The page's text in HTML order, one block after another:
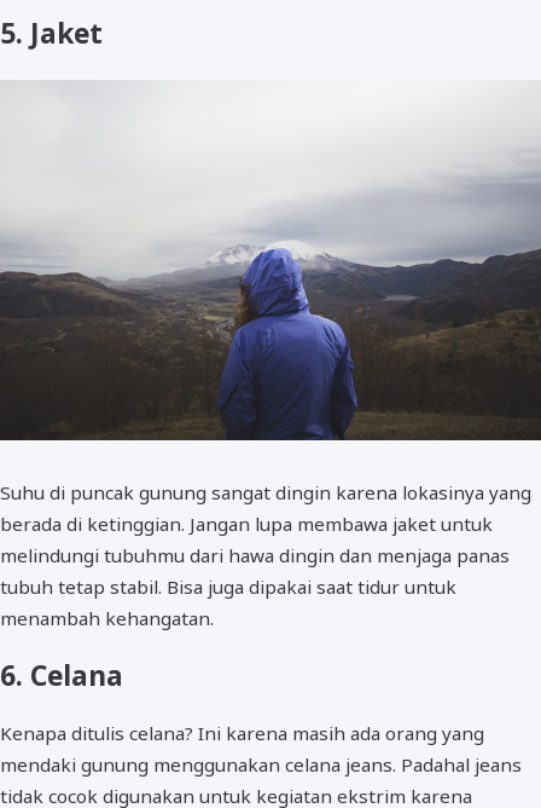
5. Jaket
Suhu di puncak gunung sangat dingin karena lokasinya yang
berada di ketinggian. Jangan lupa membawa jaket untuk
melindungi tubuhmu dari hawa dingin dan menjaga panas
tubuh tetap stabil. Bisa juga dipakai saat tidur untuk
menambah kehangatan.
6. Celana
Kenapa ditulis celana? Ini karena masih ada orang yang
mendaki gunung menggunakan celana jeans. Padahal jeans
tidak cocok digunakan untuk kegiatan ekstrim karena